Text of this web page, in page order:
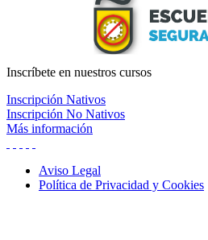
Inscríbete en nuestros cursos
Inscripción Nativos
Inscripción No Nativos
Más información
Aviso Legal
Política de Privacidad y Cookies